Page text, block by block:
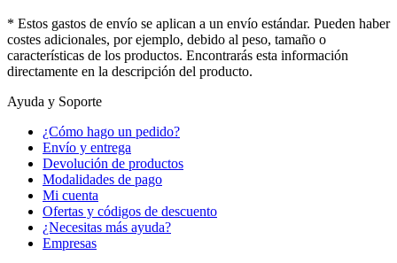
* Estos gastos de envío se aplican a un envío estándar. Pueden haber
costes adicionales, por ejemplo, debido al peso, tamaño o
características de los productos. Encontrarás esta información
directamente en la descripción del producto.
Ayuda y Soporte
¿Cómo hago un pedido?
Envío y entrega
Devolución de productos
Modalidades de pago
Mi cuenta
Ofertas y códigos de descuento
¿Necesitas más ayuda?
Empresas